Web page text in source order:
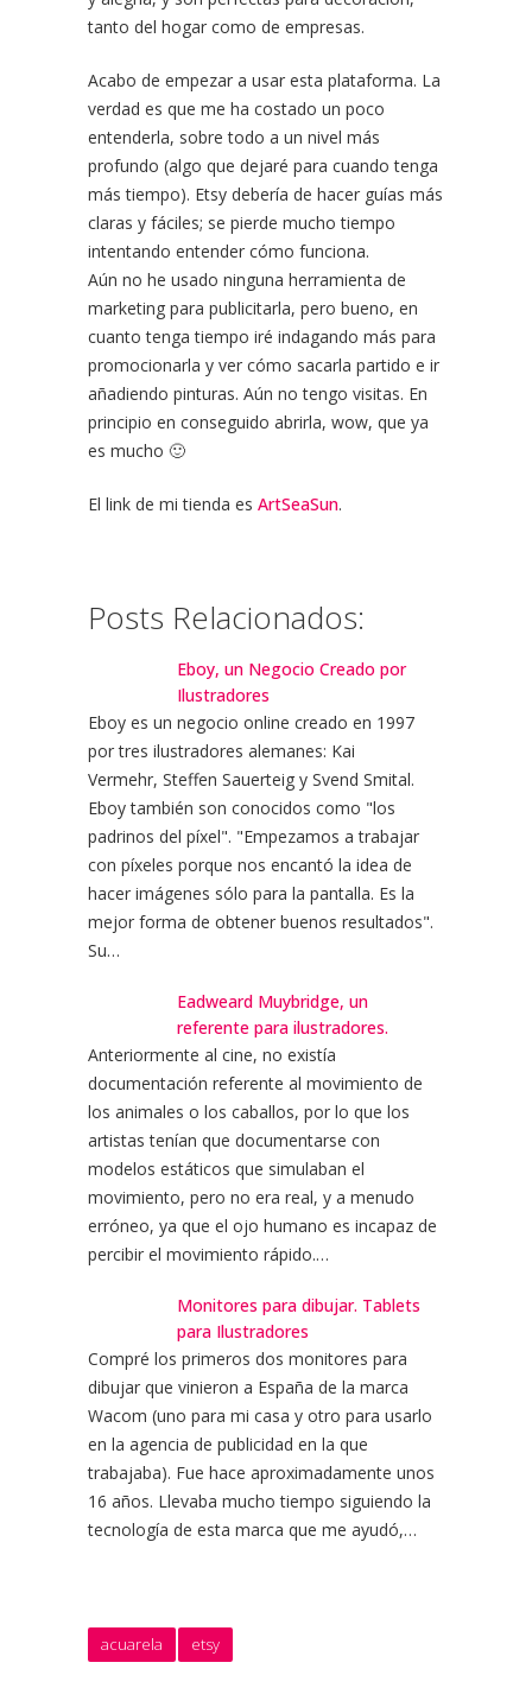
tanto del hogar como de empresas.
Acabo de empezar a usar esta plataforma. La
verdad es que me ha costado un poco
entenderla, sobre todo a un nivel más
profundo (algo que dejaré para cuando tenga
más tiempo). Etsy debería de hacer guías más
claras y fáciles; se pierde mucho tiempo
intentando entender cómo funciona.
Aún no he usado ninguna herramienta de
marketing para publicitarla, pero bueno, en
cuanto tenga tiempo iré indagando más para
promocionarla y ver cómo sacarla partido e ir
añadiendo pinturas. Aún no tengo visitas. En
principio en conseguido abrirla, wow, que ya
es mucho 🙂
El link de mi tienda es ArtSeaSun.
Posts Relacionados:
Eboy, un Negocio Creado por
Ilustradores
Eboy es un negocio online creado en 1997
por tres ilustradores alemanes: Kai
Vermehr, Steffen Sauerteig y Svend Smital.
Eboy también son conocidos como "los
padrinos del píxel". "Empezamos a trabajar
con píxeles porque nos encantó la idea de
hacer imágenes sólo para la pantalla. Es la
mejor forma de obtener buenos resultados".
Su…
Eadweard Muybridge, un
referente para ilustradores.
Anteriormente al cine, no existía
documentación referente al movimiento de
los animales o los caballos, por lo que los
artistas tenían que documentarse con
modelos estáticos que simulaban el
movimiento, pero no era real, y a menudo
erróneo, ya que el ojo humano es incapaz de
percibir el movimiento rápido.…
Monitores para dibujar. Tablets
para Ilustradores
Compré los primeros dos monitores para
dibujar que vinieron a España de la marca
Wacom (uno para mi casa y otro para usarlo
en la agencia de publicidad en la que
trabajaba). Fue hace aproximadamente unos
16 años. Llevaba mucho tiempo siguiendo la
tecnología de esta marca que me ayudó,…
acuarela etsy